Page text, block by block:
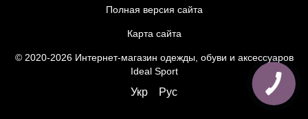
Полная версия сайта
Карта сайта
© 2020-2026 Интернет-магазин одежды, обуви и аксессуаров
Ideal Sport
Укр Рус